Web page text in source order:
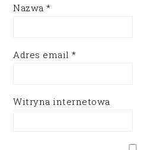
Nazwa*
Adres email*
Witryna internetowa